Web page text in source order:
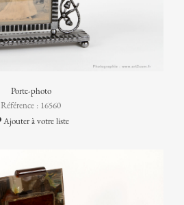
Porte-photo
Référence : 16560
Ajouter à votre liste